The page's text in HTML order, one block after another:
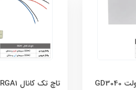
تاچ تک کانال RGA1